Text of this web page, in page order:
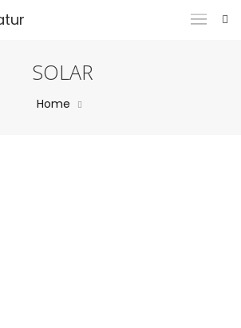
SOLAR
Home